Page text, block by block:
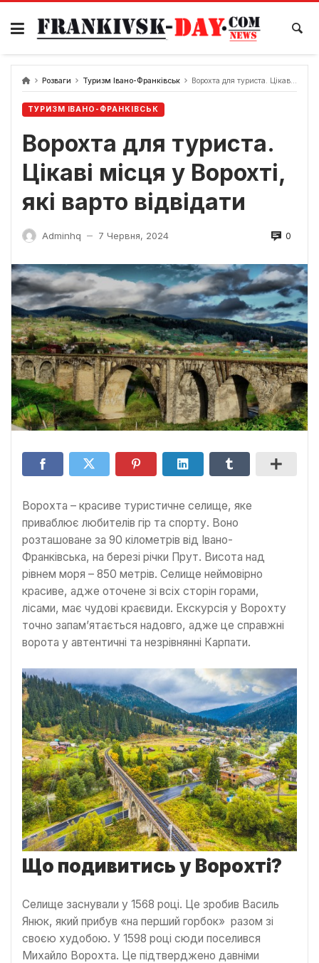
Skip
content
Розваги Туризм Івано-Франківськ Ворохта для туриста. Цікаві місця у Ворохті, які варто відвідати
ТУРИЗМ ІВАНО-ФРАНКІВСЬК
Ворохта для туриста.
Цікаві місця у Ворохті,
які варто відвідати
Adminhq — 7 Червня, 2024 0
Ворохта – красиве туристичне селище, яке
приваблює любителів гір та спорту. Воно
розташоване за 90 кілометрів від Івано-
Франківська, на березі річки Прут. Висота над
рівнем моря – 850 метрів. Селище неймовірно
красиве, адже оточене зі всіх сторін горами,
лісами, має чудові краєвиди. Екскурсія у Ворохту
точно запам’ятається надовго, адже це справжні
ворота у автентичні та незрівнянні Карпати.
Що подивитись у Ворохті?
Селище заснували у 1568 році. Це зробив Василь
Янюк, який прибув «на перший горбок» разом зі
своєю худобою. У 1598 році сюди поселився
Михайло Ворохта. Це підтверджено давніми